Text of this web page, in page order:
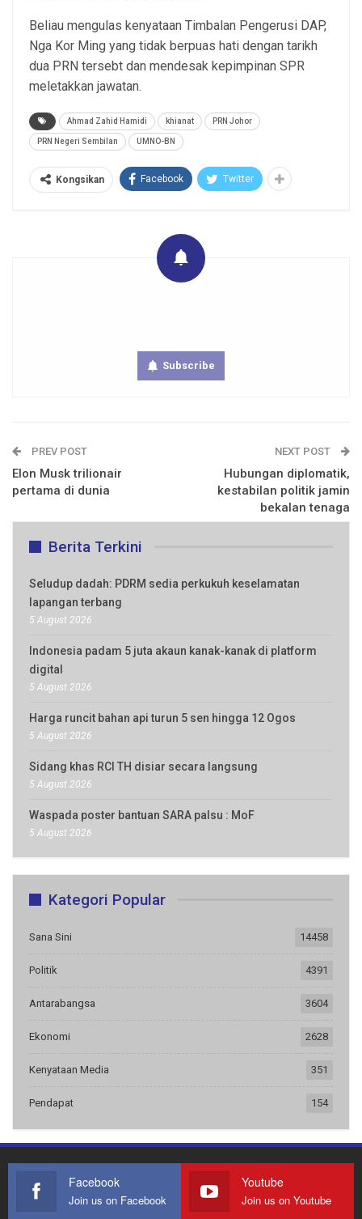
Beliau mengulas kenyataan Timbalan Pengerusi DAP,
Nga Kor Ming yang tidak berpuas hati dengan tarikh
dua PRN tersebt dan mendesak kepimpinan SPR
meletakkan jawatan.
Ahmad Zahid Hamidi khianat PRN Johor
PRN Negeri Sembilan UMNO-BN
Kongsikan Facebook Twitter
Subscribe
PREV POST
Elon Musk trilionair
pertama di dunia
NEXT POST
Hubungan diplomatik,
kestabilan politik jamin
bekalan tenaga
Berita Terkini
Seludup dadah: PDRM sedia perkukuh keselamatan
lapangan terbang
5 August 2026
Indonesia padam 5 juta akaun kanak-kanak di platform
digital
5 August 2026
Harga runcit bahan api turun 5 sen hingga 12 Ogos
5 August 2026
Sidang khas RCI TH disiar secara langsung
5 August 2026
Waspada poster bantuan SARA palsu : MoF
5 August 2026
Kategori Popular
Sana Sini 14458
Politik 4391
Antarabangsa 3604
Ekonomi 2628
Kenyataan Media 351
Pendapat 154
Facebook
Join us on Facebook
Youtube
Join us on Youtube